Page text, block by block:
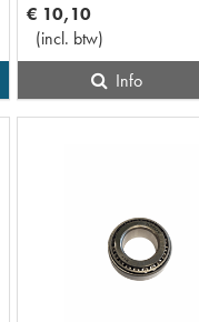
€ 10,10
(incl. btw)
Info